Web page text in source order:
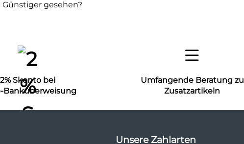
Günstiger gesehen?
2% Skonto bei
Banküberweisung
Umfangende Beratung zu
Zusatzartikeln
Unsere Zahlarten